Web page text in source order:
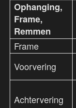
Ophanging,
Frame,
Remmen
Frame
Voorvering
Achtervering